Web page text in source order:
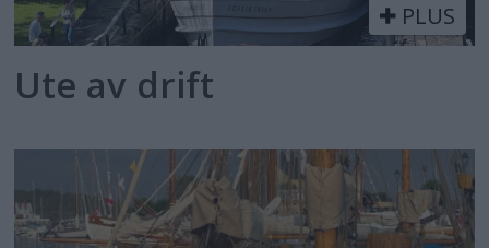
PLUS
Ute av drift